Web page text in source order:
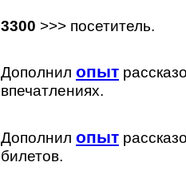
3300 >>> посетитель.
Дополнил опыт
впечатлениях.
Дополнил опыт
билетов.